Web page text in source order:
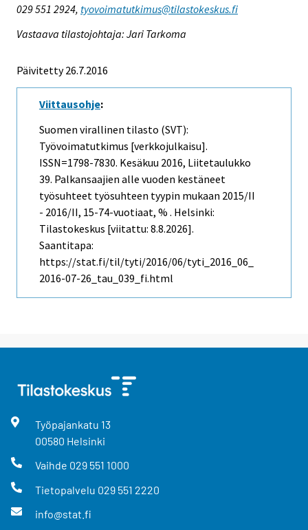
029 551 2924, tyovoimatutkimus@tilastokeskus.fi
Vastaava tilastojohtaja: Jari Tarkoma
Päivitetty 26.7.2016
Viittausohje:
Suomen virallinen tilasto (SVT):
Työvoimatutkimus [verkkojulkaisu].
ISSN=1798-7830. Kesäkuu 2016, Liitetaulukko
39. Palkansaajien alle vuoden kestäneet
työsuhteet työsuhteen tyypin mukaan 2015/II
- 2016/II, 15-74-vuotiaat, % . Helsinki:
Tilastokeskus [viitattu: 8.8.2026].
Saantitapa:
https://stat.fi/til/tyti/2016/06/tyti_2016_06_
2016-07-26_tau_039_fi.html
Työpajankatu 13
00580 Helsinki
Vaihde 029 551 1000
Tietopalvelu 029 551 2220
info@stat.fi